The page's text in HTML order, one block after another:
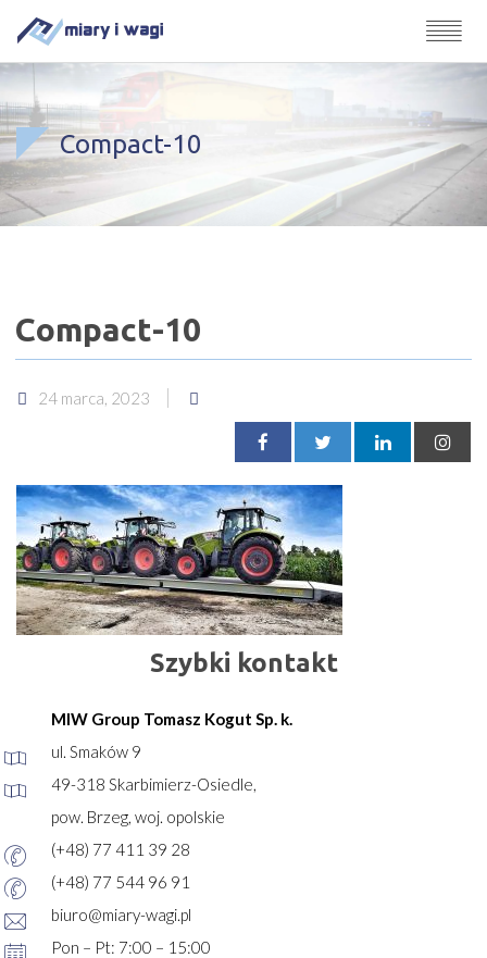
Compact-10
Compact-10
24 marca, 2023
Szybki kontakt
MIW Group Tomasz Kogut Sp. k.
ul. Smaków 9
49-318 Skarbimierz-Osiedle,
pow. Brzeg, woj. opolskie
(+48) 77 411 39 28
(+48) 77 544 96 91
biuro@miary-wagi.pl
Pon – Pt: 7:00 – 15:00